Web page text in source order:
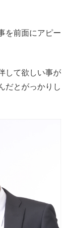
を前面にアピー
して欲しい事が
だとがっかりし